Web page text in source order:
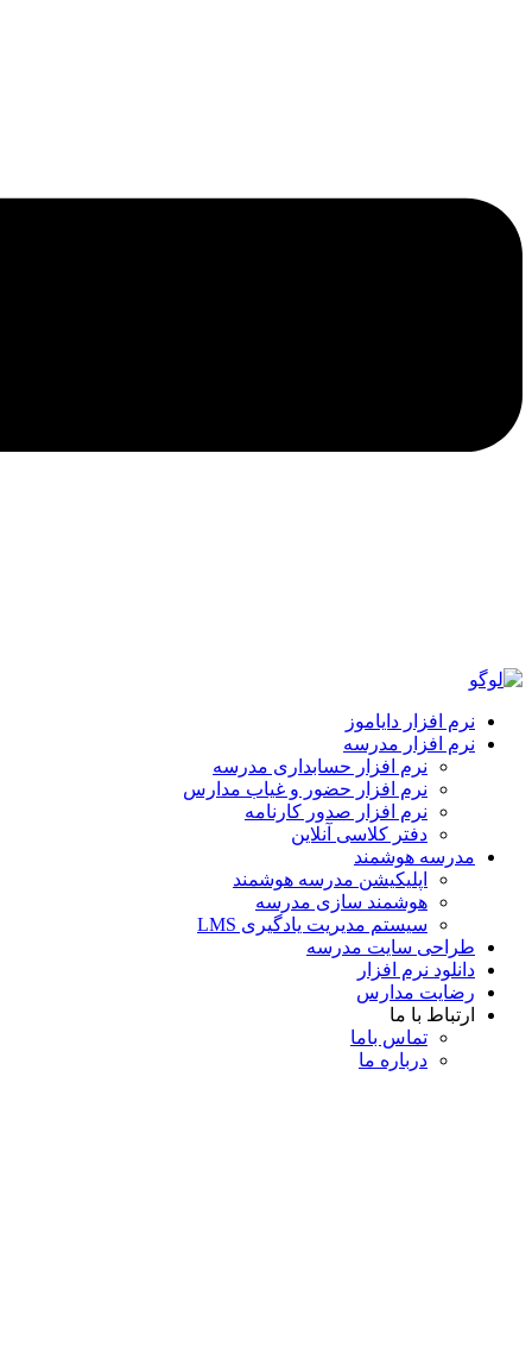
نرم افزار دایاموز
نرم افزار مدرسه
نرم افزار حسابداری مدرسه
نرم افزار حضور و غیاب مدارس
نرم افزار صدور کارنامه
دفتر کلاسی آنلاین
مدرسه هوشمند
اپلیکیشن مدرسه هوشمند
هوشمند سازی مدرسه
سیستم مدیریت یادگیری LMS
طراحی سایت مدرسه
دانلود نرم افزار
رضایت مدارس
ارتباط با ما
تماس با‌ما
درباره ما